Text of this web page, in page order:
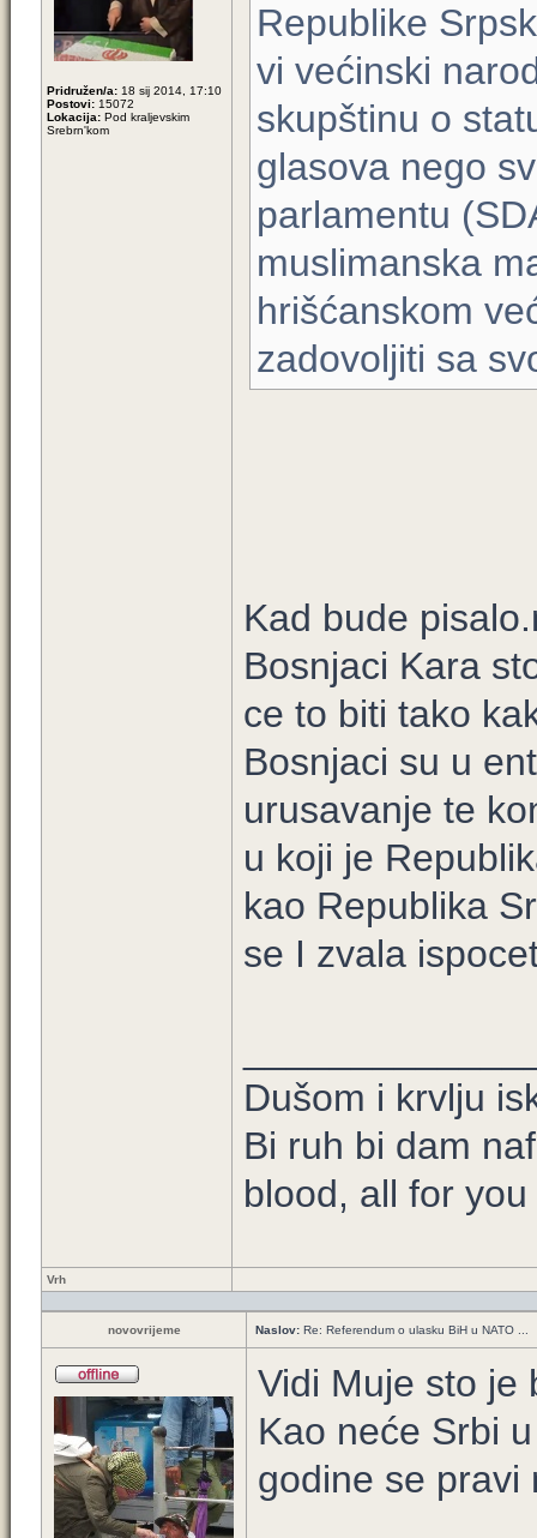
Pridružen/a: 18 sij 2014, 17:10
Postovi: 15072
Lokacija: Pod kraljevskim
Srebrn'kom
Republike
vi većinski
skupštinu o
glasova nego
parlamentu
muslimanska
hrišćanskom
zadovoljiti sa
Kad bude
Bosnjaci Kara
ce to biti tako
Bosnjaci su u
urusavanje te
u koji je
kao Republika
se I zvala
Dušom i krvlju
Bi ruh bi dam
blood, all for
Vrh
novovrijeme Naslov: Re: Referendum o ulasku BiH u NATO ...
Vidi Muje sto
Kao neće Srbi
godine se